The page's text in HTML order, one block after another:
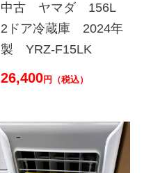
中古 ヤマダ 156L
2ドア冷蔵庫 2024年
製 YRZ-F15LK
26,400円（税込）